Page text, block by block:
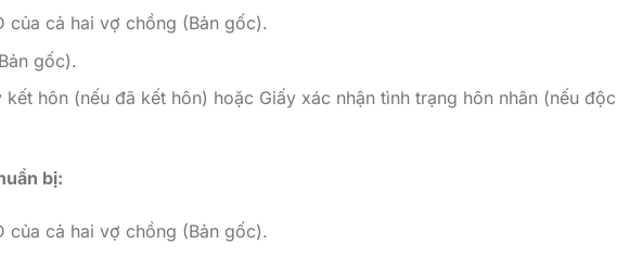
của cả hai vợ chồng (Bản gốc).
gốc).
kết hôn (nếu đã kết hôn) hoặc Giấy xác nhận tình trạng hôn nhân (nếu độc
bị:
của cả hai vợ chồng (Bản gốc).